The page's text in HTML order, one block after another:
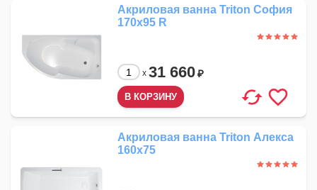
Акриловая ванна Triton София
170x95 R
x 31 660₽
Акриловая ванна Triton Алекса
160x75